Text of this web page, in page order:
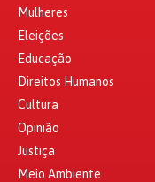
Mulheres
Eleições
Educação
Direitos Humanos
Cultura
Opinião
Justiça
Meio Ambiente